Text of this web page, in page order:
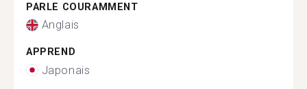
PARLE COURAMMENT
Anglais
APPREND
Japonais